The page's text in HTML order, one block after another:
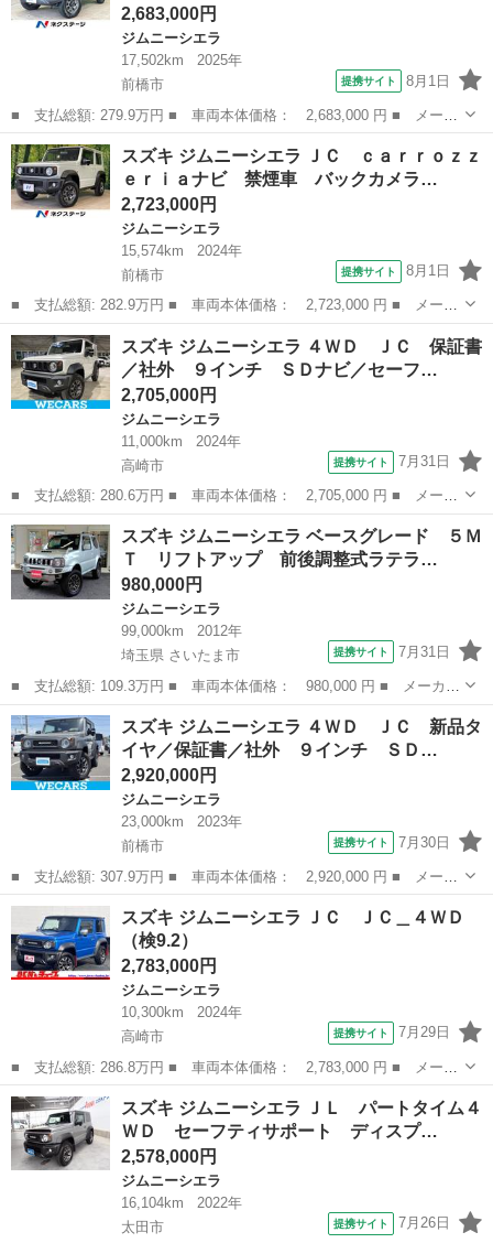
2,683,000円
ジムニーシエラ
17,502km
2025年
前橋市
提携サイト 8月1日
■ 支払総額: 279.9万円 ■ 車両本体価格： 2,683,000 円 ■ メーカ
ー名： スズキ ■ 車種名： ジムニーシエラ ■ グレード名： Ｊ
Ｃ ４ＷＤ スズキセーフティサポート 禁煙車 寒冷地仕様 撥水
シート ...
群馬 前橋市 ジムニーシエラ
スズキ ジムニーシエラ ＪＣ ｃａｒｒｏｚｚ
ｅｒｉａナビ 禁煙車 バックカメラ…
2,723,000円
ジムニーシエラ
15,574km
2024年
前橋市
提携サイト 8月1日
■ 支払総額: 282.9万円 ■ 車両本体価格： 2,723,000 円 ■ メーカ
ー名： スズキ ■ 車種名： ジムニーシエラ ■ グレード名： Ｊ
Ｃ ｃａｒｒｏｚｚｅｒｉａナビ 禁煙車 バックカメラ セーフテ
ィサポー...
群馬 前橋市 ジムニーシエラ
スズキ ジムニーシエラ ４ＷＤ ＪＣ 保証書
／社外 ９インチ ＳＤナビ／セーフ…
2,705,000円
ジムニーシエラ
11,000km
2024年
高崎市
提携サイト 7月31日
■ 支払総額: 280.6万円 ■ 車両本体価格： 2,705,000 円 ■ メーカ
ー名： スズキ ■ 車種名： ジムニーシエラ ■ グレード名： ４
ＷＤ ＪＣ 保証書／社外 ９インチ ＳＤナビ／セーフティサポー
ト（スズ...
群馬 高崎市 ジムニーシエラ
スズキ ジムニーシエラ ベースグレード ５Ｍ
Ｔ リフトアップ 前後調整式ラテラ…
980,000円
ジムニーシエラ
99,000km
2012年
埼玉県 さいたま市
提携サイト 7月31日
■ 支払総額: 109.3万円 ■ 車両本体価格： 980,000 円 ■ メーカー
名： スズキ ■ 車種名： ジムニーシエラ ■ グレード名： ベー
スグレード ５ＭＴ リフトアップ 前後調整式ラテラルロッド 前
後Ｋ３バン...
埼玉 さいたま市
スズキ ジムニーシエラ ４ＷＤ ＪＣ 新品タ
イヤ／保証書／社外 ９インチ ＳＤ…
2,920,000円
ジムニーシエラ
23,000km
2023年
前橋市
提携サイト 7月30日
■ 支払総額: 307.9万円 ■ 車両本体価格： 2,920,000 円 ■ メーカ
ー名： スズキ ■ 車種名： ジムニーシエラ ■ グレード名： ４
ＷＤ ＪＣ 新品タイヤ／保証書／社外 ９インチ ＳＤナビ／衝突
安全装置...
群馬 前橋市 ジムニーシエラ
スズキ ジムニーシエラ ＪＣ ＪＣ＿４ＷＤ
（検9.2）
2,783,000円
ジムニーシエラ
10,300km
2024年
高崎市
提携サイト 7月29日
■ 支払総額: 286.8万円 ■ 車両本体価格： 2,783,000 円 ■ メーカ
ー名： スズキ ■ 車種名： ジムニーシエラ ■ グレード名： Ｊ
Ｃ ＪＣ＿４ＷＤ ■ 排気量： 1500cc ■ ドア枚数： 3D ■...
群馬 高崎市 ジムニーシエラ
スズキ ジムニーシエラ ＪＬ パートタイム４
ＷＤ セーフティサポート ディスプ…
2,578,000円
ジムニーシエラ
16,104km
2022年
太田市
提携サイト 7月26日